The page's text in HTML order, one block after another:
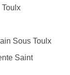
Sous Toulx
Saint